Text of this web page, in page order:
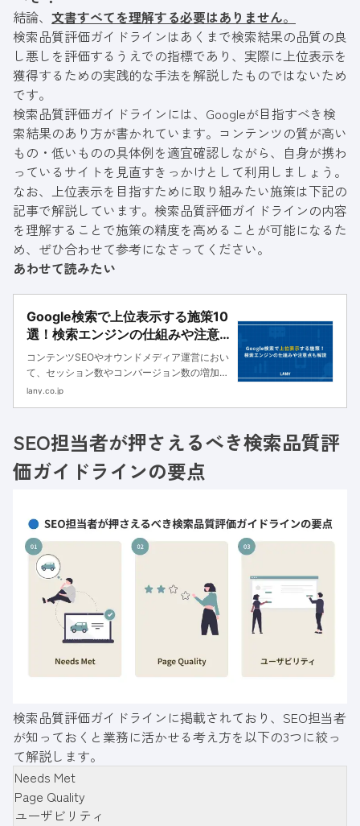
結論、 文書すべてを理解する必要はありません。
検索品質評価ガイドラインはあくまで検索結果の品質の良
し悪しを評価するうえでの指標であり、実際に上位表示を
獲得するための実践的な手法を解説したものではないため
です。
検索品質評価ガイドラインには、Googleが目指すべき検
索結果のあり方が書かれています。コンテンツの質が高い
もの・低いものの具体例を適宜確認しながら、自身が携わ
っているサイトを見直すきっかけとして利用しましょう。
なお、上位表示を目指すために取り組みたい施策は下記の
記事で解説しています。検索品質評価ガイドラインの内容
を理解することで施策の精度を高めることが可能になるた
め、ぜひ合わせて参考になさってください。
あわせて読みたい
Google検索で上位表示する施策10
選！検索エンジンの仕組みや注意
点も解説
コンテンツSEOやオウンドメディア運営におい
て、セッション数やコンバージョン数の増加を
実現するためには、Google検索での上位表示
知拡大やリード獲得などの...
lany.co.jp
SEO担当者が押さえるべき検索品質評
価ガイドラインの要点
検索品質評価ガイドラインに掲載されており、SEO担当者
が知っておくと業務に活かせる考え方を以下の3つに絞っ
て解説します。
Needs Met
Page Quality
ユーザビリティ